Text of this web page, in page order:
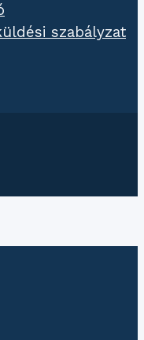
szabályzat